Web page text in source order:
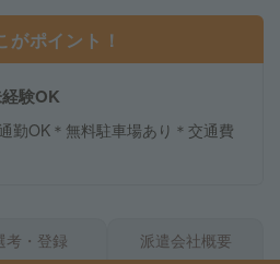
がポイント！
験OK
勤OK＊無料駐車場あり＊交通費
考・登録 派遣会社概要